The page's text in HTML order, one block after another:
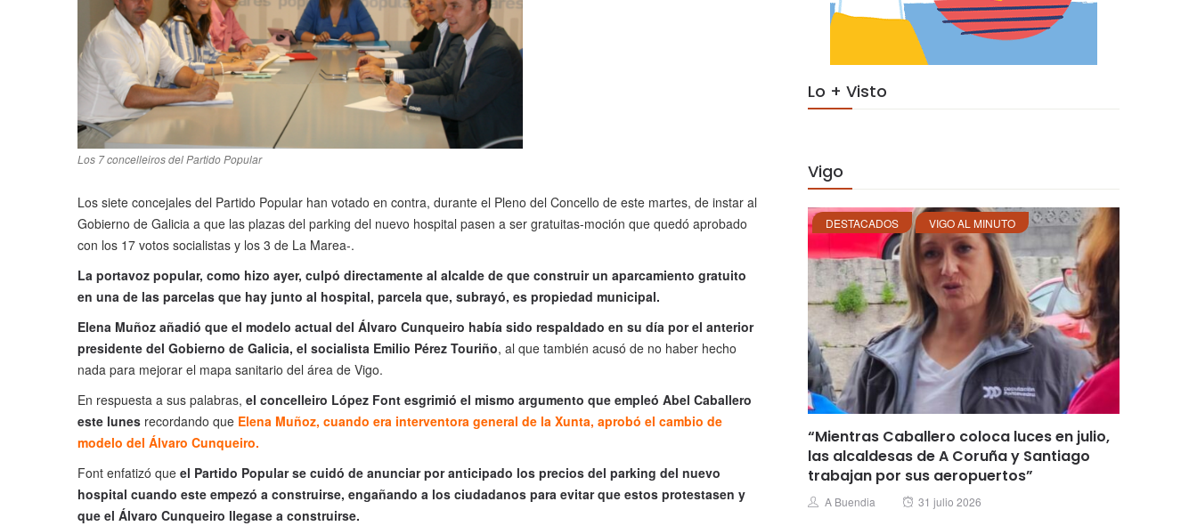
Los 7 concelleiros del Partido Popular
Los siete concejales del Partido Popular han votado en contra, durante el Pleno del Concello de este martes, de instar al
Gobierno de Galicia a que las plazas del parking del nuevo hospital pasen a ser gratuitas-moción que quedó aprobado
con los 17 votos socialistas y los 3 de La Marea-.
La portavoz popular, como hizo ayer, culpó directamente al alcalde de que construir un aparcamiento gratuito
en una de las parcelas que hay junto al hospital, parcela que, subrayó, es propiedad municipal.
Elena Muñoz añadió que el modelo actual del Álvaro Cunqueiro había sido respaldado en su día por el anterior
presidente del Gobierno de Galicia, el socialista Emilio Pérez Touriño, al que también acusó de no haber hecho
nada para mejorar el mapa sanitario del área de Vigo.
En respuesta a sus palabras, el concelleiro López Font esgrimió el mismo argumento que empleó Abel Caballero
este lunes recordando que Elena Muñoz, cuando era interventora general de la Xunta, aprobó el cambio de
modelo del Álvaro Cunqueiro.
Font enfatizó que el Partido Popular se cuidó de anunciar por anticipado los precios del parking del nuevo
hospital cuando este empezó a construirse, engañando a los ciudadanos para evitar que estos protestasen y
que el Álvaro Cunqueiro llegase a construirse.
Lo + Visto
Vigo
DESTACADOS VIGO AL MINUTO
“Mientras Caballero coloca luces en julio,
las alcaldesas de A Coruña y Santiago
trabajan por sus aeropuertos”
Author
A Buendia
Posted
31 julio 2026